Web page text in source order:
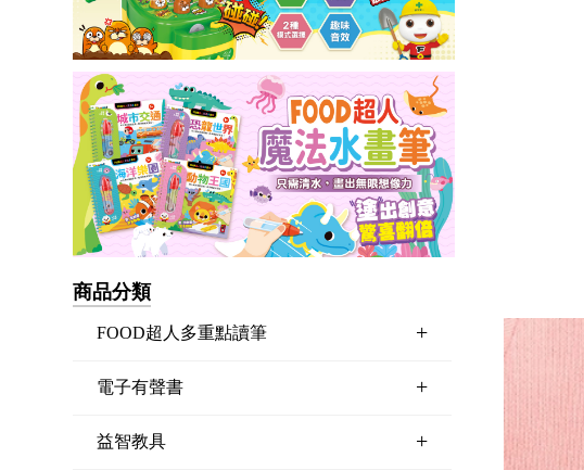
商品分類
FOOD超人多重點讀筆 +
電子有聲書 +
益智教具 +